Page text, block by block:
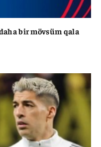
bir mövsüm qala